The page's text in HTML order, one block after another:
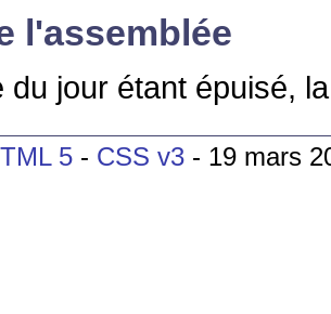
l'assemblée
du jour étant épuisé,
5 - CSS v3 - 19 mars